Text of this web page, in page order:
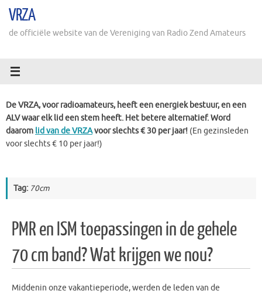
naarVRZA
de officiële website van de Vereniging van Radio Zend Amateurs
De VRZA, voor radioamateurs, heeft een energiek bestuur, en een
ALV waar elk lid een stem heeft. Het betere alternatief. Word
daarom lid van de VRZAvoor slechts € 30 per jaar! (En gezinsleden
voor slechts € 10 per jaar!)
Tag: 70cm
PMR en ISM toepassingen in de gehele
70 cm band? Wat krijgen we nou?
Middenin onze vakantieperiode, werden de leden van de